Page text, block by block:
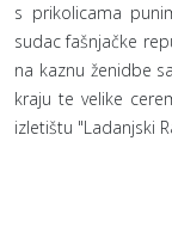
s prikolicama
sudac fašnjačke
na kaznu ženidbe
kraju te velike
izletištu "Ladanjski